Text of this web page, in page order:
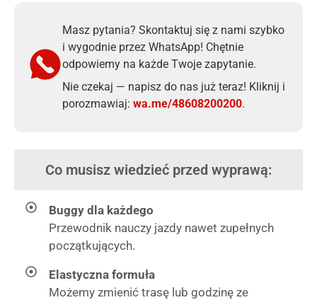
Masz pytania? Skontaktuj się z nami szybko
i wygodnie przez WhatsApp! Chętnie
odpowiemy na każde Twoje zapytanie.
Nie czekaj — napisz do nas już teraz! Kliknij i
porozmawiaj: wa.me/48608200200.
Co musisz wiedzieć przed wyprawą:
Buggy dla każdego
Przewodnik nauczy jazdy nawet zupełnych
początkujących.
Elastyczna formuła
Możemy zmienić trasę lub godzinę ze